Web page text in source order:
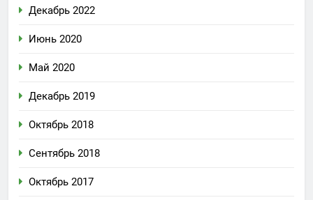
Декабрь 2022
Июнь 2020
Май 2020
Декабрь 2019
Октябрь 2018
Сентябрь 2018
Октябрь 2017